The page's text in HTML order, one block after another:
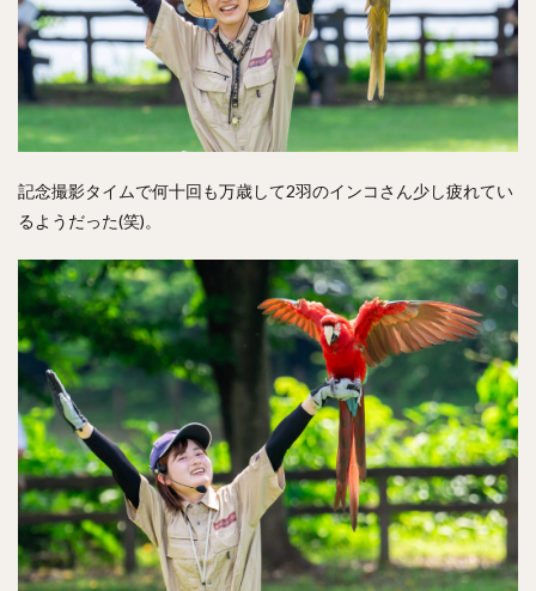
記念撮影タイムで何十回も万歳して2羽のインコさん少し疲れてい
るようだった(笑)。